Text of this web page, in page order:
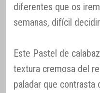
diferentes que os
semanas, difícil
Este Pastel de
textura cremosa del
paladar que contrasta